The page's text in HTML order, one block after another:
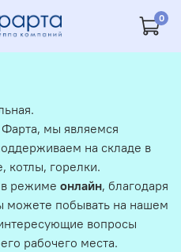
0
мы являемся
на складе в
котлы, горелки.
в режиме онлайн, благодаря
можете побывать на нашем
вопросы
рабочего места.